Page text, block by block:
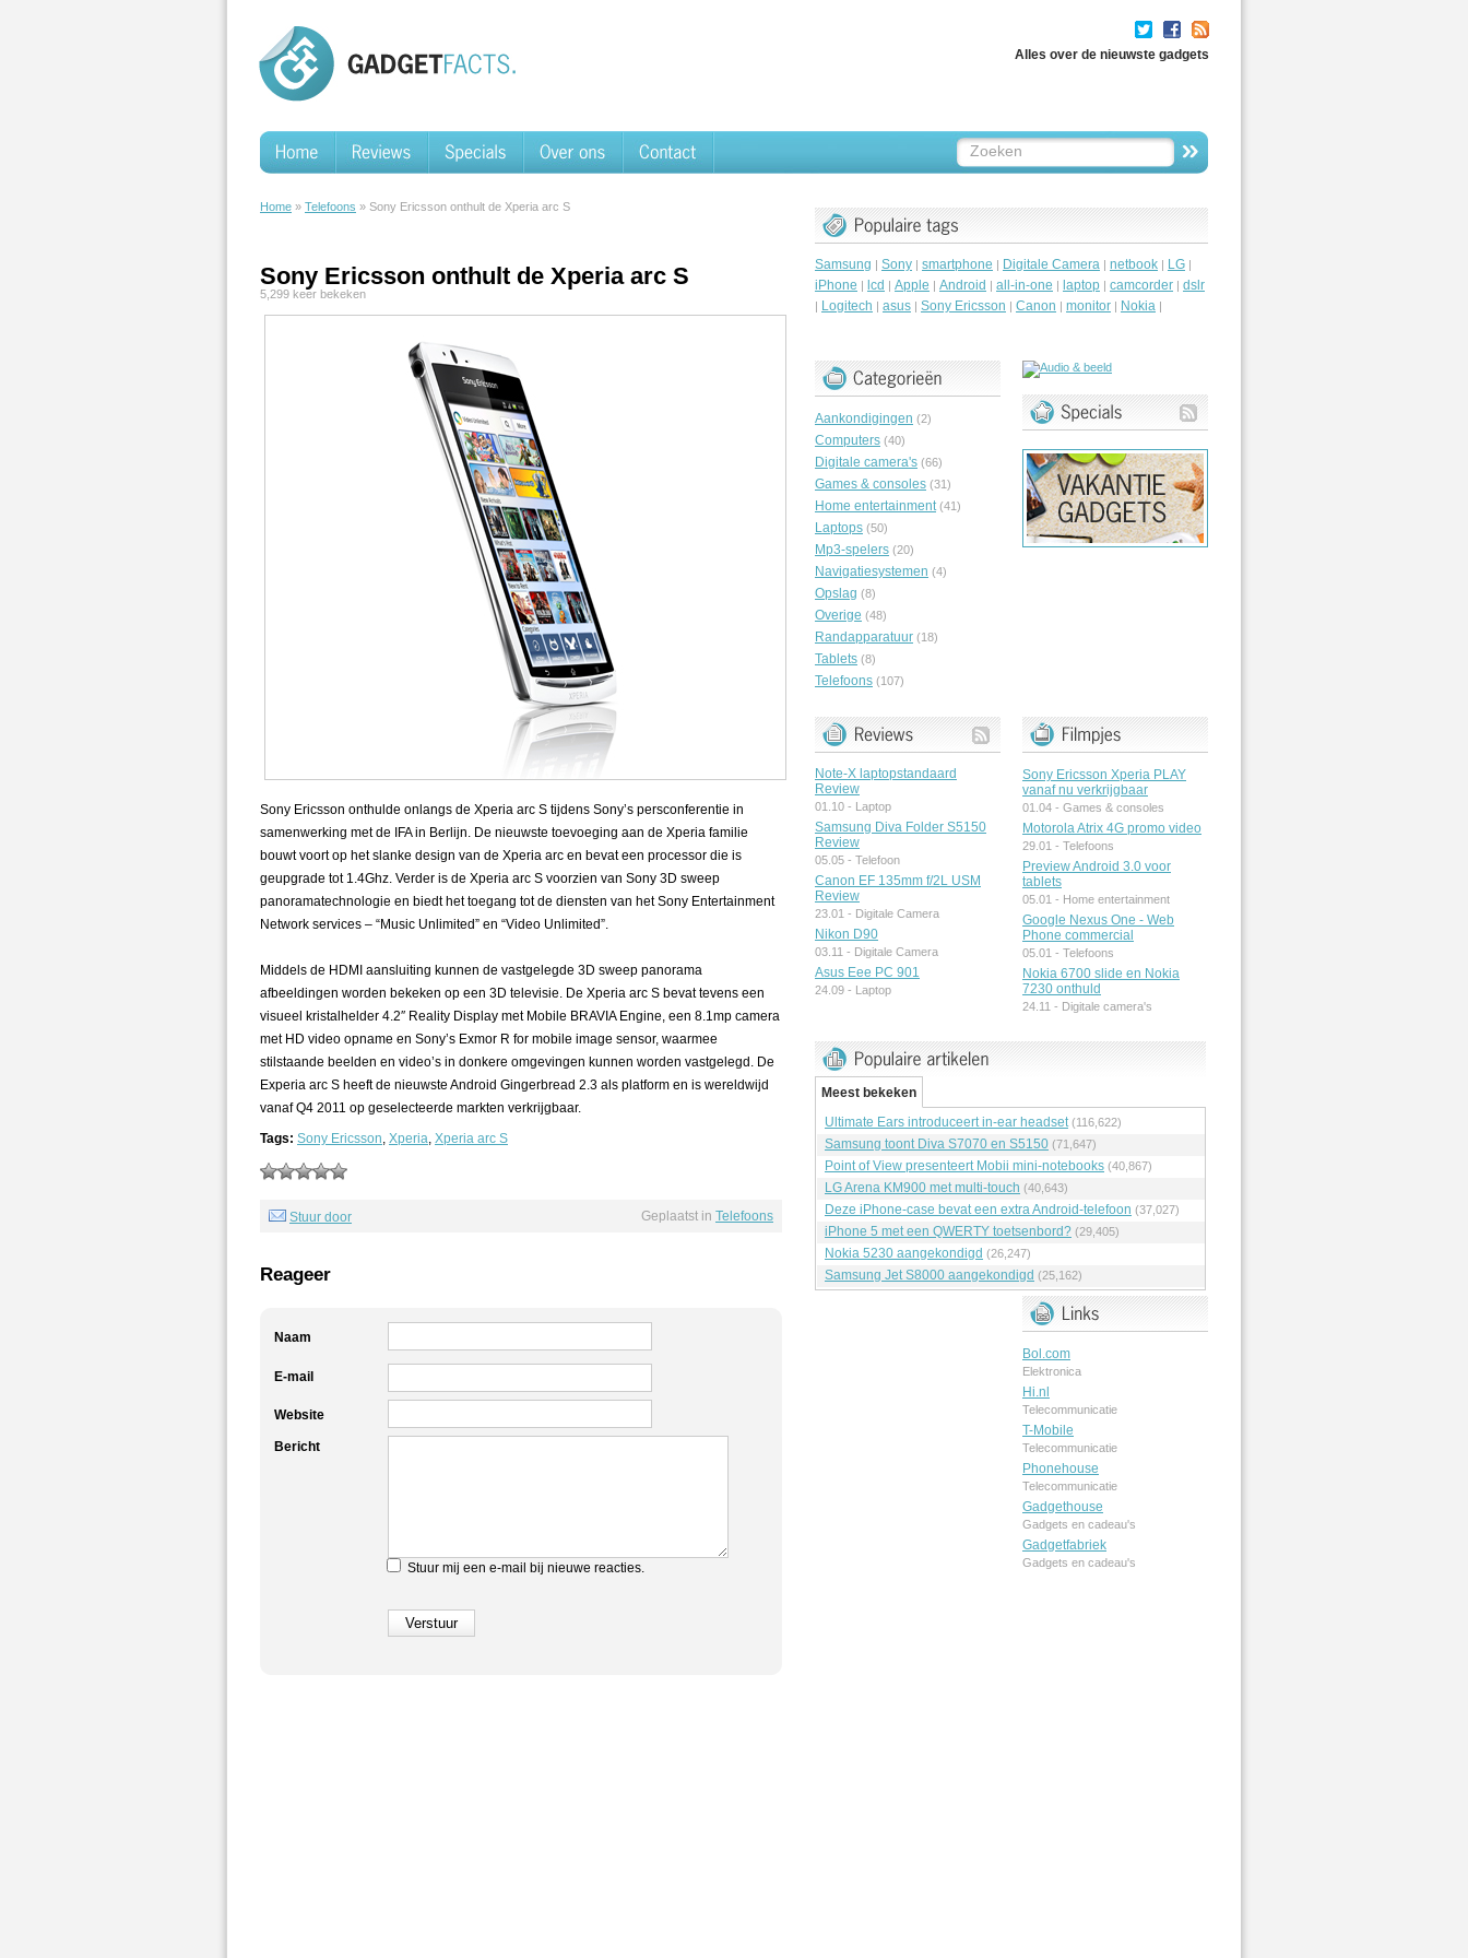
Alles over de nieuwste gadgets
Home » Telefoons » Sony Ericsson onthult de Xperia arc S
Sony Ericsson onthult de Xperia arc S
5,299 keer bekeken
Sony Ericsson onthulde onlangs de Xperia arc S tijdens Sony’s persconferentie in
samenwerking met de IFA in Berlijn. De nieuwste toevoeging aan de Xperia familie
bouwt voort op het slanke design van de Xperia arc en bevat een processor die is
geupgrade tot 1.4Ghz. Verder is de Xperia arc S voorzien van Sony 3D sweep
panoramatechnologie en biedt het toegang tot de diensten van het Sony Entertainment
Network services – “Music Unlimited” en “Video Unlimited”.
Middels de HDMI aansluiting kunnen de vastgelegde 3D sweep panorama
afbeeldingen worden bekeken op een 3D televisie. De Xperia arc S bevat tevens een
visueel kristalhelder 4.2″ Reality Display met Mobile BRAVIA Engine, een 8.1mp camera
met HD video opname en Sony’s Exmor R for mobile image sensor, waarmee
stilstaande beelden en video’s in donkere omgevingen kunnen worden vastgelegd. De
Experia arc S heeft de nieuwste Android Gingerbread 2.3 als platform en is wereldwijd
vanaf Q4 2011 op geselecteerde markten verkrijgbaar.
Tags: Sony Ericsson, Xperia, Xperia arc S
Stuur door Geplaatst in Telefoons
Reageer
Naam
E-mail
Website
Bericht
Stuur mij een e-mail bij nieuwe reacties.
Samsung | Sony | smartphone | Digitale Camera | netbook | LG |
iPhone | lcd | Apple | Android | all-in-one | laptop | camcorder | dslr
| Logitech | asus | Sony Ericsson | Canon | monitor | Nokia |
Aankondigingen (2)
Computers (40)
Digitale camera's (66)
Games & consoles (31)
Home entertainment (41)
Laptops (50)
Mp3-spelers (20)
Navigatiesystemen (4)
Opslag (8)
Overige (48)
Randapparatuur (18)
Tablets (8)
Telefoons (107)
Note-X laptopstandaard
Review
01.10 - Laptop
Samsung Diva Folder S5150
Review
05.05 - Telefoon
Canon EF 135mm f/2L USM
Review
23.01 - Digitale Camera
Nikon D90
03.11 - Digitale Camera
Asus Eee PC 901
24.09 - Laptop
Sony Ericsson Xperia PLAY
vanaf nu verkrijgbaar
01.04 - Games & consoles
Motorola Atrix 4G promo video
29.01 - Telefoons
Preview Android 3.0 voor
tablets
05.01 - Home entertainment
Google Nexus One - Web
Phone commercial
05.01 - Telefoons
Nokia 6700 slide en Nokia
7230 onthuld
24.11 - Digitale camera's
Meest bekeken
Ultimate Ears introduceert in-ear headset (116,622)
Samsung toont Diva S7070 en S5150 (71,647)
Point of View presenteert Mobii mini-notebooks (40,867)
LG Arena KM900 met multi-touch (40,643)
Deze iPhone-case bevat een extra Android-telefoon (37,027)
iPhone 5 met een QWERTY toetsenbord? (29,405)
Nokia 5230 aangekondigd (26,247)
Samsung Jet S8000 aangekondigd (25,162)
Bol.com
Elektronica
Hi.nl
Telecommunicatie
T-Mobile
Telecommunicatie
Phonehouse
Telecommunicatie
Gadgethouse
Gadgets en cadeau's
Gadgetfabriek
Gadgets en cadeau's